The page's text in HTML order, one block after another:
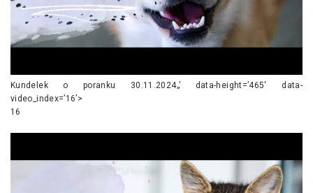
Kundelek o poranku 30.11.2024„’ data-height=’465′ data-
video_index=’16’>
16